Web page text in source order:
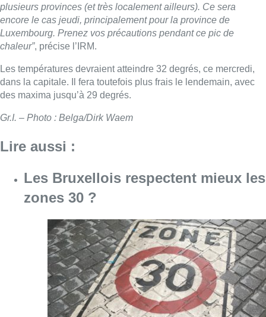
plusieurs provinces (et très localement ailleurs). Ce sera
encore le cas jeudi, principalement pour la province de
Luxembourg. Prenez vos précautions pendant ce pic de
chaleur”, précise l’IRM.
Les températures devraient atteindre 32 degrés, ce mercredi,
dans la capitale. Il fera toutefois plus frais le lendemain, avec
des maxima jusqu’à 29 degrés.
Gr.I. – Photo : Belga/Dirk Waem
Lire aussi :
Les Bruxellois respectent mieux les
zones 30 ?